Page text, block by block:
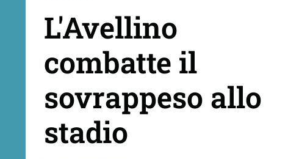
L'Avellino
combatte il
sovrappeso allo
stadio